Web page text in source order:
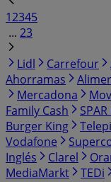
12345
... 23
Lidl
Carrefour
Ahorramas
Mercadona
Family Cash
Burger King
Vodafone
Inglés
Clarel
MediaMarkt
TEDi